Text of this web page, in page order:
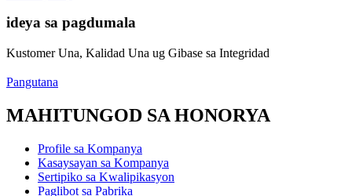
ideya sa pagdumala
Kustomer Una, Kalidad Una ug Gibase sa Integridad
Pangutana
MAHITUNGOD SA HONORYA
Profile sa Kompanya
Kasaysayan sa Kompanya
Sertipiko sa Kwalipikasyon
Paglibot sa Pabrika